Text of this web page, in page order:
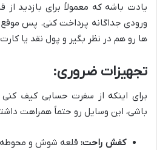
یادت باشه که معمولاً برای بازدید از
ورودی جداگانه پرداخت کنی. پس موقع
ها رو هم در نظر بگیر و پول نقد یا
تجهیزات ضروری:
برای اینکه از سفرت حسابی کیف
باشی، این وسایل رو حتماً همراهت
کفش راحت: قلعه شوش و محوطه